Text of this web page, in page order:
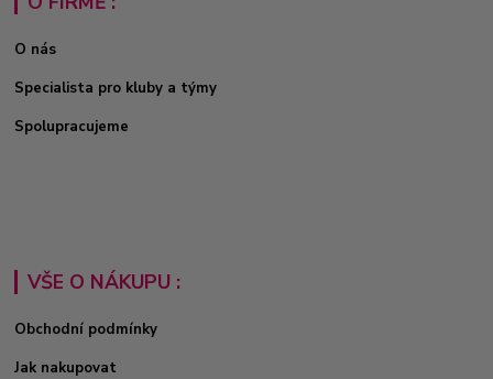
O nás
Specialista pro kluby a týmy
Spolupracujeme
VŠE O NÁKUPU :
Obchodní podmínky
Jak nakupovat